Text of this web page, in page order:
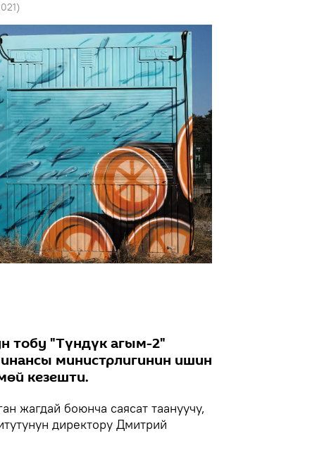
)
тобу "Түндүк агым-2"
министрлигинин ишин
кезешти.
жагдай боюнча саясат таануучу,
директору Дмитрий